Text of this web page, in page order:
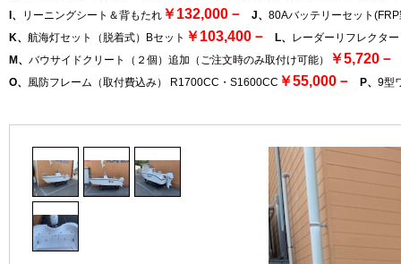
I、
リーニングシート＆背もたれ ￥132,000－ J、 80Aバッテリーセット
K、 航海灯セット（脱着式）Bセット ￥103,400－ L、 レーダーリフレクター
M、 バウサイドクリート（２個）追加（ご注文時のみ取付け可能） ￥5,720－
O、 風防フレーム（取付費込み） R1700CC・S1600CC ￥55,000－ P、 9型